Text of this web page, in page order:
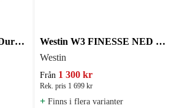
Daiwa UVF Morethan Durasensor X12 SI3 150m Flätlina
Westin W3 FINESSE NED 3RD Haspelspö
Westin
Från 1 300 kr
Rek. pris 1 699 kr
+ Finns i flera varianter